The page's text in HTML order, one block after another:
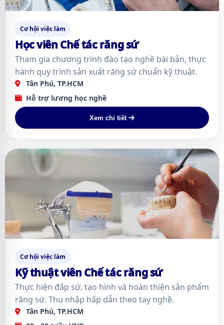
Cơ hội việc làm
Học viên Chế tác răng sứ
Tham gia chương trình đào tạo nghề bài bản, thực
hành quy trình sản xuất răng sứ chuẩn kỹ thuật.
Tân Phú, TP.HCM
Hỗ trợ lương học nghề
Xem chi tiết
Cơ hội việc làm
Kỹ thuật viên Chế tác răng sứ
Thực hiện đắp sứ, tạo hình và hoàn thiện sản phẩm
răng sứ. Thu nhập hấp dẫn theo tay nghề.
Tân Phú, TP.HCM